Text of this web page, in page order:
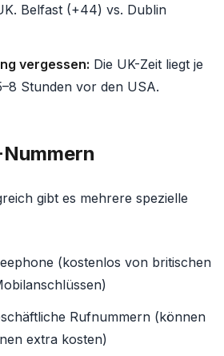
Belfast (+44) vs. Dublin
vergessen: Die UK-Zeit liegt je
Stunden vor den USA.
gibt es mehrere spezielle
(kostenlos von britischen
Rufnummern (können
extra kosten)